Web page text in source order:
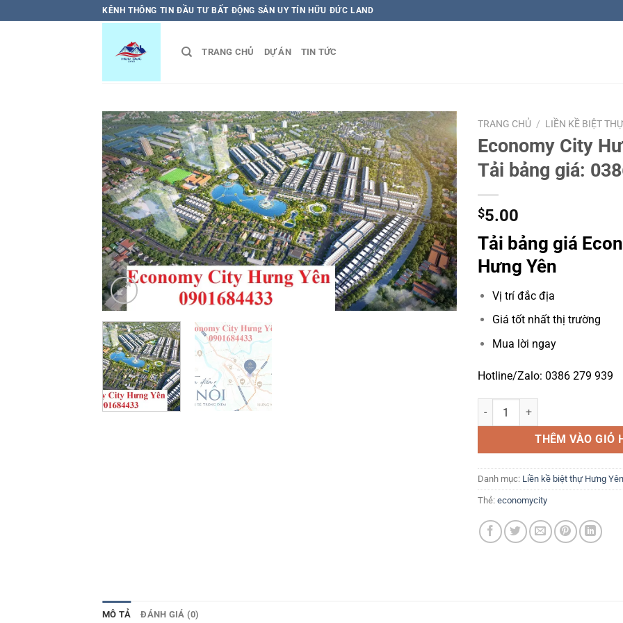
qua
KÊNH THÔNG TIN ĐẦU TƯ BẤT ĐỘNG SẢN UY TÍN HỮU ĐỨC LAND
TRANG CHỦ DỰ ÁN TIN TỨC
TRANG CHỦ / LIỀN KỀ BIỆT
Economy City
Tải bảng giá:
$5.00
Tải bảng giá
Hưng Yên
Vị trí đắc địa
Giá tốt nhất thị trường
Mua lời ngay
Hotline/Zalo: 0386 279 939
Economy City Hưng Yên - Tải
THÊM VÀO GIỎ
Danh mục: Liền kề biệt thự Hưng Yên
Thẻ: economycity
MÔ TẢ ĐÁNH GIÁ (0)